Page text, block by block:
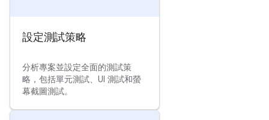
設定測試策略
分析專案並設定全面的測試策
略，包括單元測試、UI 測試和螢
幕截圖測試。